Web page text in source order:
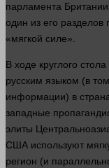
парламента
один из его
«мягкой силе».
В ходе круглого
русским языком (в
информации) в
западные
элиты
США используют
регион (и